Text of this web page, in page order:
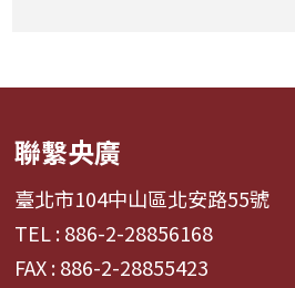
聯繫央廣
臺北市104中山區北安路55號
TEL : 886-2-28856168
FAX : 886-2-28855423